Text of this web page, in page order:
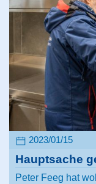
2023/01/15
Hauptsache
Peter Feeg hat